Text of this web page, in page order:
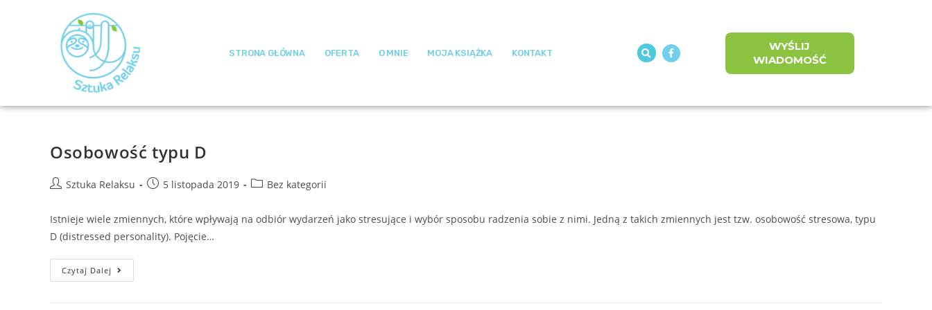
STRONA GŁÓWNA OFERTA O MNIE MOJA KSIĄŻKA KONTAKT
WYŚLIJ
WIADOMOŚĆ
Osobowość typu D
Sztuka Relaksu 5 listopada 2019 Bez kategorii
Istnieje wiele zmiennych, które wpływają na odbiór wydarzeń jako stresujące i wybór sposobu radzenia sobie z nimi. Jedną z takich zmiennych jest tzw. osobowość stresowa, typu
D (distressed personality). Pojęcie…
Czytaj Dalej